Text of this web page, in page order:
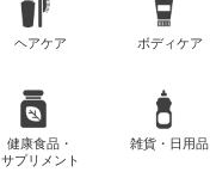
ヘアケア ボディケア
健康食品・
サプリメント
雑貨・日用品